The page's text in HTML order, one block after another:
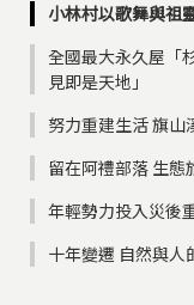
小林村以歌舞與祖
全國最大永久屋「
見即是天地」
努力重建生活 旗山
留在阿禮部落 生態
年輕勢力投入災後
十年變遷 自然與人